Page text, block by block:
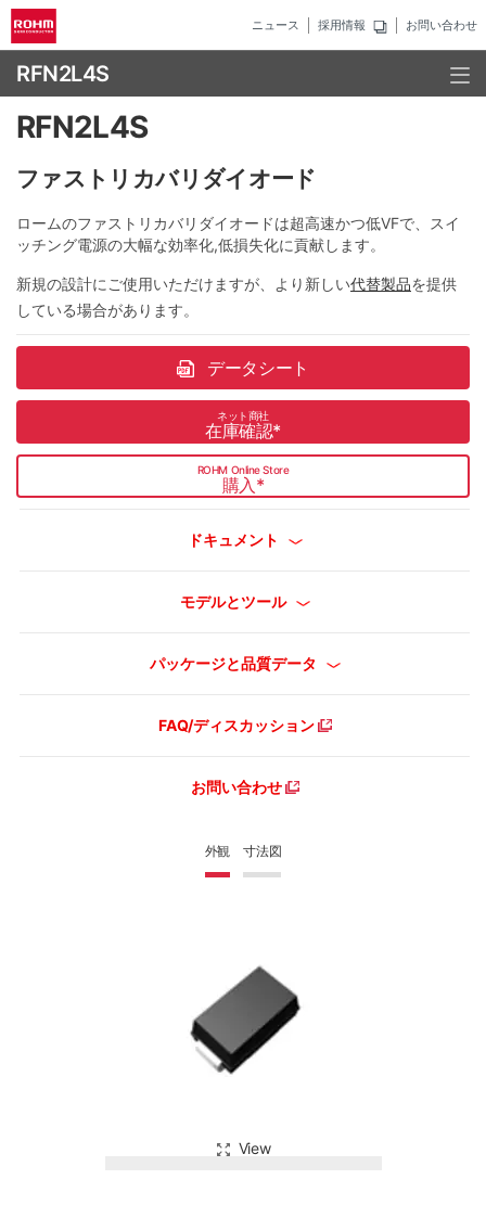
ニュース 採用情報 お問い合わせ
RFN2L4S
外観 寸法図
View
RFN2L4S
ファストリカバリダイオード
ロームのファストリカバリダイオードは超高速かつ低VFで、スイ
ッチング電源の大幅な効率化,低損失化に貢献します。
新規の設計にご使用いただけますが、より新しい代替製品を提供
している場合があります。
データシート
ネット商社
在庫確認*
ROHM Online Store
購入*
ドキュメント
モデルとツール
パッケージと品質データ
FAQ/ディスカッション
お問い合わせ